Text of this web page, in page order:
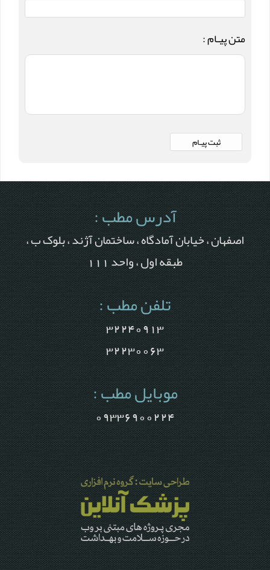
متن پیـام :
آدرس مطب :
اصفهان ، خیابان آمادگاه ، ساختمان آژند ، بلوک ب ،
طبقه اول ، واحد 111
تلفن مطب :
32240913
32230063
موبایل مطب :
09336900224